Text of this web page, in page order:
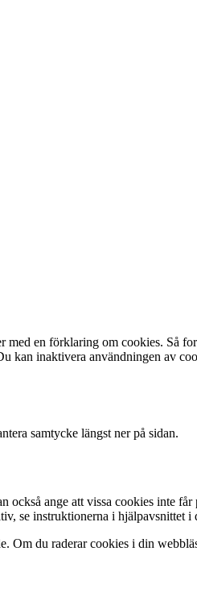
en förklaring om cookies. Så
inaktivera användningen av
samtycke längst ner på sidan.
ange att vissa cookies inte
se instruktionerna i hjälpavsnittet i
du raderar cookies i din